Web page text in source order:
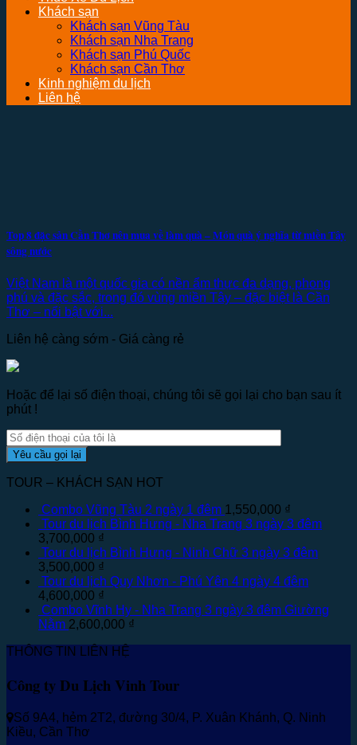
Khách sạn
Khách sạn Vũng Tàu
Khách sạn Nha Trang
Khách sạn Phú Quốc
Khách sạn Cần Thơ
Kinh nghiệm du lịch
Liên hệ
Top 8 đặc sản Cần Thơ nên mua về làm quà – Món quà ý nghĩa từ miền Tây
sông nước
Việt Nam là một quốc gia có nền ẩm thực đa dạng, phong
phú và đặc sắc, trong đó vùng miền Tây – đặc biệt là Cần
Thơ – nổi bật với...
Liên hệ càng sớm - Giá càng rẻ
Hoặc để lại số điện thoại, chúng tôi sẽ gọi lại cho bạn sau ít
phút !
TOUR – KHÁCH SẠN HOT
Combo Vũng Tàu 2 ngày 1 đêm 1,550,000 ₫
Tour du lịch Bình Hưng - Nha Trang 3 ngày 3 đêm
3,700,000 ₫
Tour du lịch Bình Hưng - Ninh Chữ 3 ngày 3 đêm
3,500,000 ₫
Tour du lịch Quy Nhơn - Phú Yên 4 ngày 4 đêm
4,600,000 ₫
Combo Vĩnh Hy - Nha Trang 3 ngày 3 đêm Giường
Nằm 2,600,000 ₫
THÔNG TIN LIÊN HỆ
Công ty Du Lịch Vinh Tour
Số 9A4, hẻm 2T2, đường 30/4, P. Xuân Khánh, Q. Ninh
Kiều, Cần Thơ